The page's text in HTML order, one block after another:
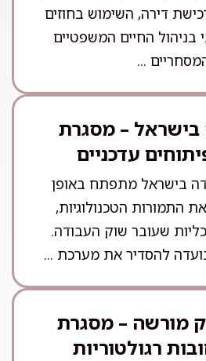
דירה, השימוש בחוזים
בניהול החיים המשפטיים
...
בישראל – מסגרת
עדכניים
בישראל מתפתח באופן
התמורות הטכנולוגיות,
שעובר שוק העבודה.
להסדיר את מערכת ...
מורשה – מסגרת
רגולטוריות